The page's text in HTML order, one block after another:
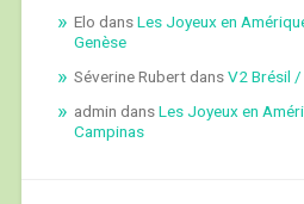
Elo dansLes Joyeux en
Genèse
Séverine RubertdansV2 Brésil /
admin dansLes Joyeux en
Campinas